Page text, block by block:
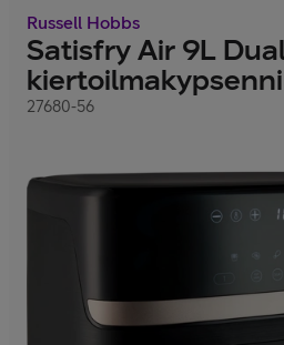
Russell Hobbs
Satisfry Air 9L
27680-56